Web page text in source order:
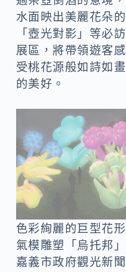
水面映出美麗花朵的
「壺光對影」等必訪
展區，將帶領遊客感
受桃花源般如詩如畫
的美好。
色彩絢麗的巨型花形
氣模雕塑「烏托邦」
嘉義市政府觀光新聞